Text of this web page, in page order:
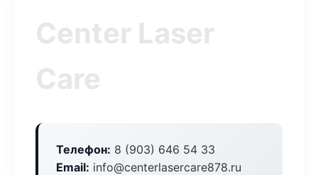
Center Laser
Care
Телефон: 8 (903) 646 54 33
Email: info@centerlasercare878.ru